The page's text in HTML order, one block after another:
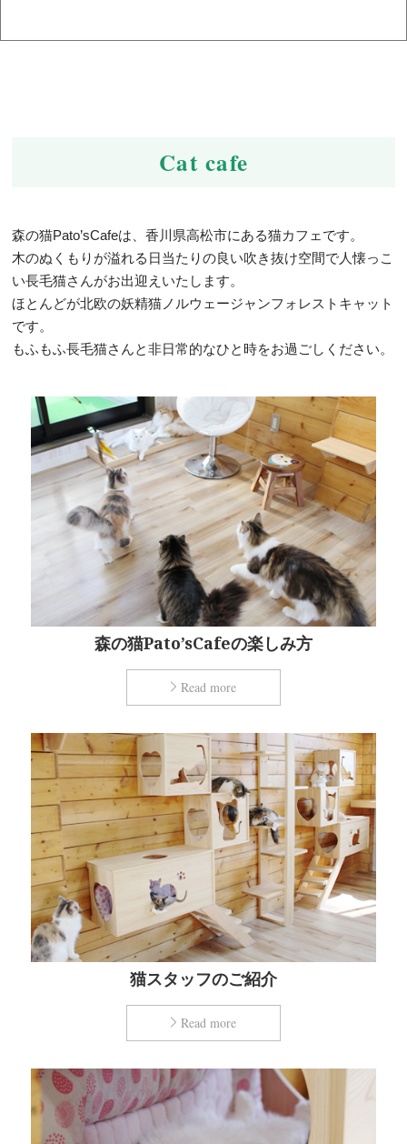
時がピークです。 どれだけお手入れしても毛は抜けますが グルーミ
いつも森の猫Pato’sCafe猫カフェを応援していただきありがとうご
や環境整備に集中する時間、 そして 事務作業・猫カフェの見直しの
ため、 2日〜10日まで お休みをいただくことにしました。 (既にご
予約を頂いてる方はご予約通り ご来店下さい) この期間は、 ・猫た
ちの毛・体調のケア ・店内環境の整備 ・より快適に過ごしていただ
くための準備 をしっかり行います
Cat cafe
森の猫Pato’sCafeは、香川県高松市にある猫カフェです。
木のぬくもりが溢れる日当たりの良い吹き抜け空間で人懐っこ
い長毛猫さんがお出迎えいたします。
ほとんどが北欧の妖精猫ノルウェージャンフォレストキャット
です。
もふもふ長毛猫さんと非日常的なひと時をお過ごしください。
森の猫Pato’sCafeの楽しみ方
Read more
猫スタッフのご紹介
Read more